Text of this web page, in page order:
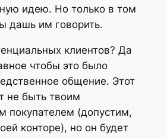
идею. Но только в том
дашь им говорить.
клиентов? Да
чтобы это было
общение. Этот
не быть твоим
покупателем (допустим,
конторе), но он будет